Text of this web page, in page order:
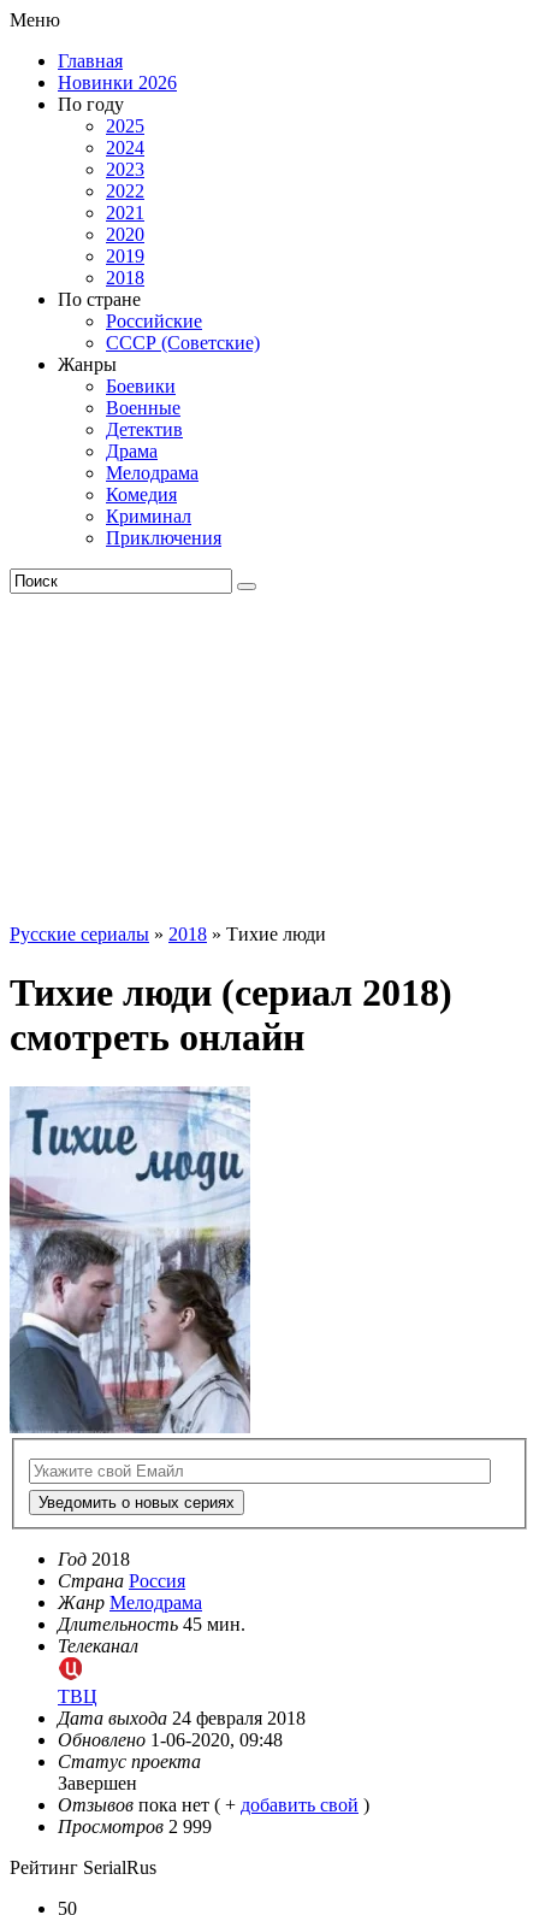
Меню
Главная
Новинки 2026
По году
2025
2024
2023
2022
2021
2020
2019
2018
По стране
Российские
СССР (Советские)
Жанры
Боевики
Военные
Детектив
Драма
Мелодрама
Комедия
Криминал
Приключения
Русские сериалы » 2018 » Тихие люди
Тихие люди (сериал 2018)
смотреть онлайн
Уведомить о новых сериях
Год 2018
Страна Россия
Жанр Мелодрама
Длительность 45 мин.
Телеканал
ТВЦ
Дата выхода 24 февраля 2018
Обновлено 1-06-2020, 09:48
Статус проекта
Завершен
Отзывов пока нет ( + добавить свой )
Просмотров 2 999
Рейтинг SerialRus
50